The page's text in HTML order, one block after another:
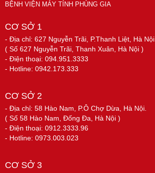
BỆNH VIỆN MÁY TÍNH PHÙNG GIA
CƠ SỞ 1
- Địa chỉ: 627 Nguyễn Trãi, P.Thanh Liệt, Hà Nội.
( Số 627 Nguyễn Trãi, Thanh Xuân, Hà Nội )
- Điện thoại: 094.951.3333
- Hotline: 0942.173.333
CƠ SỞ 2
- Địa chỉ: 58 Hào Nam, P.Ô Chợ Dừa, Hà Nội.
( Số 58 Hào Nam, Đống Đa, Hà Nội )
- Điện thoại: 0912.3333.96
- Hotline: 0973.003.023
CƠ SỞ 3